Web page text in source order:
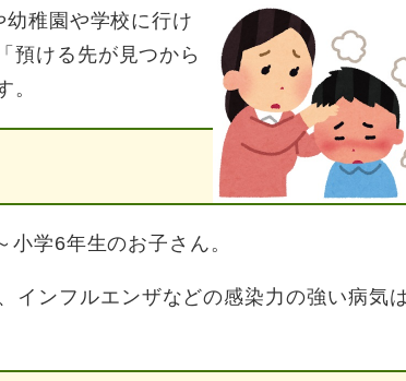
稚園や学校に行け
預ける先が見つから
。
学6年生のお子さん。
インフルエンザなどの感染力の強い病気